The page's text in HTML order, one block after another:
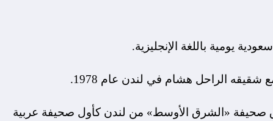
يومية باللغة الإنجليزية.
الراحل هشام في لندن عام 1978.
صحيفة «الشرق الأوسط» من لندن كأول صحيفة عربية